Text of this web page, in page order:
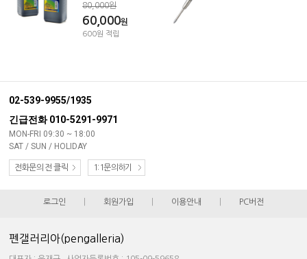
80,000원
60,000원
600원 적립
02-539-9955/1935
긴급전화 010-5291-9971
MON-FRI 09:30 ~ 18:00
SAT / SUN / HOLIDAY
전화문의 전 클릭 1:1문의하기
로그인 회원가입 이용안내 PC버전
펜갤러리아(pengalleria)